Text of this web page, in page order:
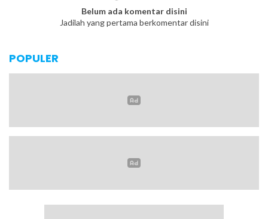
Belum ada komentar disini
Jadilah yang pertama berkomentar disini
POPULER